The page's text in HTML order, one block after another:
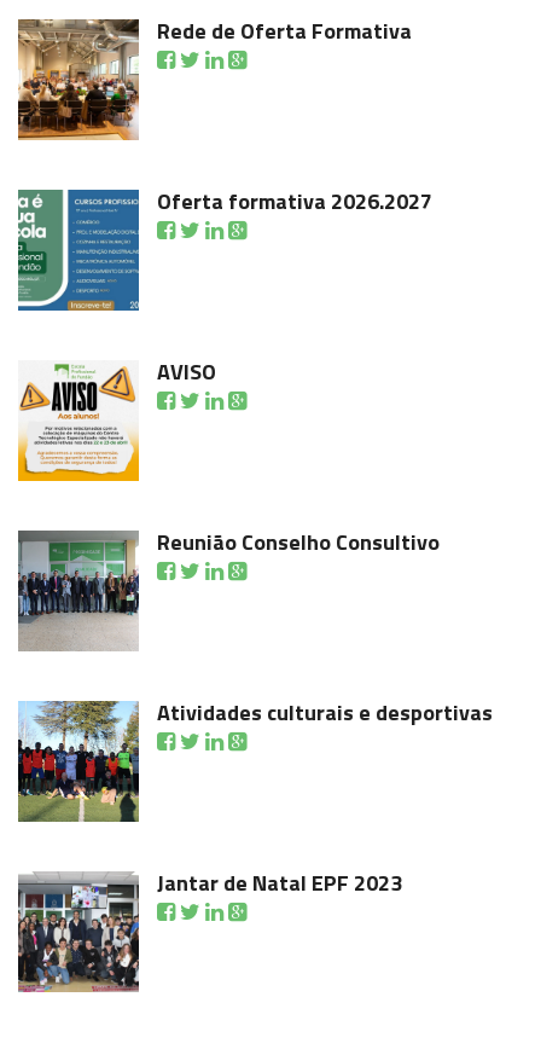
Rede de Oferta Formativa
Oferta formativa 2026.2027
AVISO
Reunião Conselho Consultivo
Atividades culturais e desportivas
Jantar de Natal EPF 2023